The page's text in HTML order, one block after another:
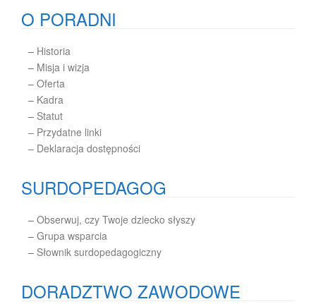
O PORADNI
– Historia
– Misja i wizja
– Oferta
– Kadra
– Statut
– Przydatne linki
– Deklaracja dostępności
SURDOPEDAGOG
– Obserwuj, czy Twoje dziecko słyszy
– Grupa wsparcia
– Słownik surdopedagogiczny
DORADZTWO ZAWODOWE